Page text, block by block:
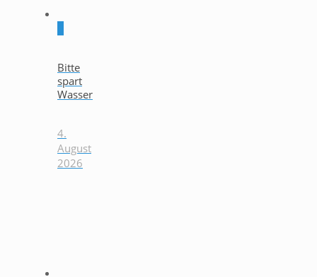
Bitte
spart
Wasser
4.
August
2026